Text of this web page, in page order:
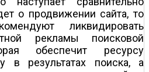
о продвижении сайта, то
ликвидировать
рекламы поисковой
обеспечит ресурсу
в результатах поиска, а